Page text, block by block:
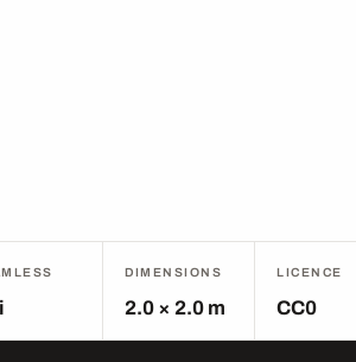
DIMENSIONS
2.0 × 2.0 m
LICENCE
CC0